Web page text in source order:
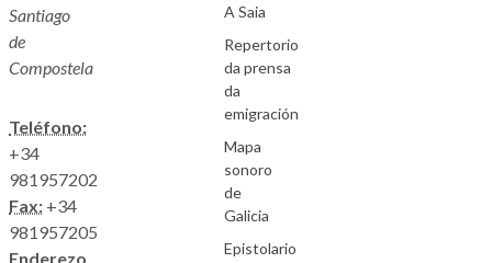
Santiago
de
Compostela
Teléfono:
+34
981957202
Fax: +34
981957205
Enderezo
A Saia
Repertorio
da prensa
da
emigración
Mapa
sonoro
de
Galicia
Epistolario